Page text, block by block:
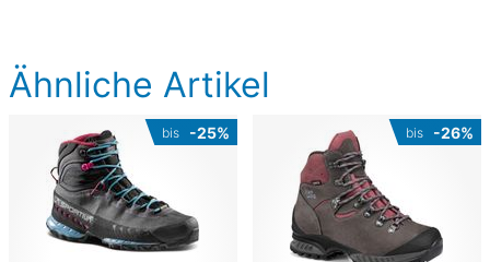
Ähnliche Artikel
bis -25% bis -26%